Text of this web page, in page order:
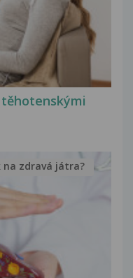
těhotenskými
na zdravá játra?